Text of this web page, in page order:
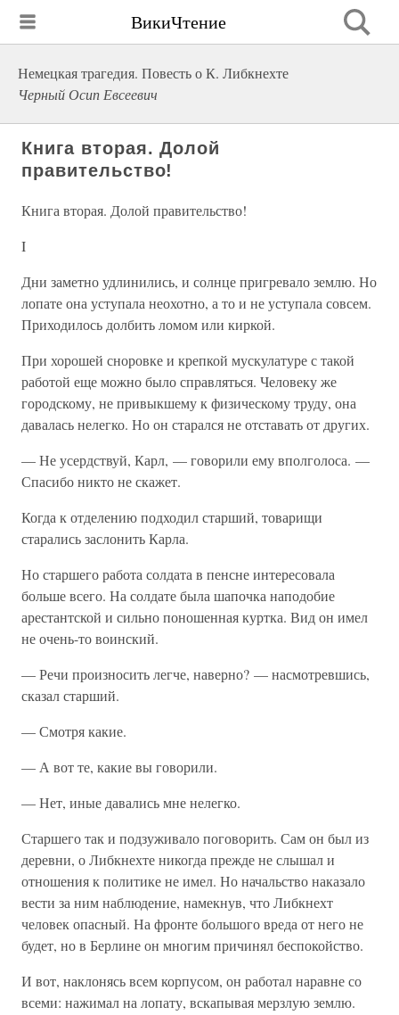
ВикиЧтение
Немецкая трагедия. Повесть о К. Либкнехте
Черный Осип Евсеевич
Книга вторая. Долой
правительство!
Книга вторая. Долой правительство!
I
Дни заметно удлинились, и солнце пригревало землю. Но
лопате она уступала неохотно, а то и не уступала совсем.
Приходилось долбить ломом или киркой.
При хорошей сноровке и крепкой мускулатуре с такой
работой еще можно было справляться. Человеку же
городскому, не привыкшему к физическому труду, она
давалась нелегко. Но он старался не отставать от других.
— Не усердствуй, Карл, — говорили ему вполголоса. —
Спасибо никто не скажет.
Когда к отделению подходил старший, товарищи
старались заслонить Карла.
Но старшего работа солдата в пенсне интересовала
больше всего. На солдате была шапочка наподобие
арестантской и сильно поношенная куртка. Вид он имел
не очень-то воинский.
— Речи произносить легче, наверно? — насмотревшись,
сказал старший.
— Смотря какие.
— А вот те, какие вы говорили.
— Нет, иные давались мне нелегко.
Старшего так и подзуживало поговорить. Сам он был из
деревни, о Либкнехте никогда прежде не слышал и
отношения к политике не имел. Но начальство наказало
вести за ним наблюдение, намекнув, что Либкнехт
человек опасный. На фронте большого вреда от него не
будет, но в Берлине он многим причинял беспокойство.
И вот, наклонясь всем корпусом, он работал наравне со
всеми: нажимал на лопату, вскапывая мерзлую землю.